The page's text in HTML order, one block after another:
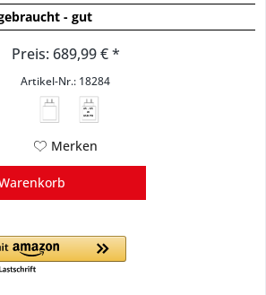
- gut
Preis: 689,99 € *
Artikel-Nr.: 18284
45 - 65
W
USB PD
Merken